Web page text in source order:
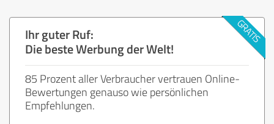
Ihr guter Ruf:
Die beste Werbung der Welt!
85 Prozent aller Verbraucher vertrauen Online-
Bewertungen genauso wie persönlichen
Empfehlungen.